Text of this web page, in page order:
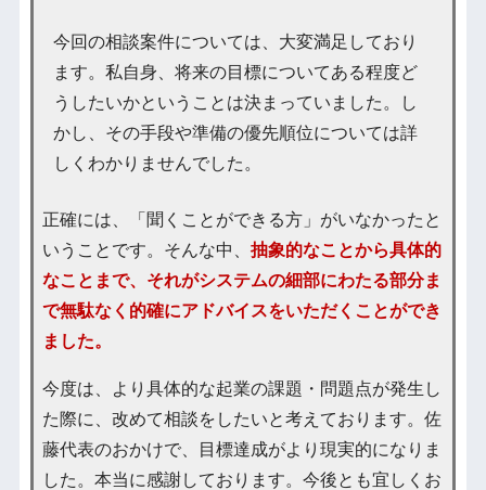
今回の相談案件については、大変満足しており
ます。私自身、将来の目標についてある程度ど
うしたいかということは決まっていました。し
かし、その手段や準備の優先順位については詳
しくわかりませんでした。
正確には、「聞くことができる方」がいなかったと
いうことです。そんな中、 抽象的なことから具体的
なことまで、それがシステムの細部にわたる部分ま
で無駄なく的確にアドバイスをいただくことができ
ました。
今度は、より具体的な起業の課題・問題点が発生し
た際に、改めて相談をしたいと考えております。佐
藤代表のおかけで、目標達成がより現実的になりま
した。本当に感謝しております。今後とも宜しくお